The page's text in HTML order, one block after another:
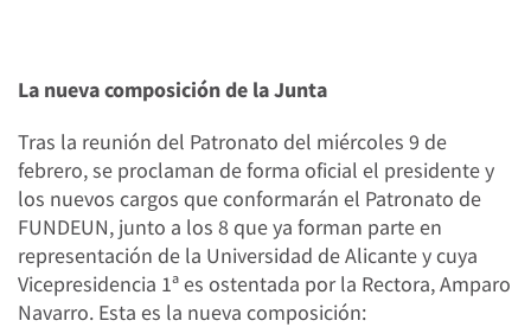
La nueva composición de la Junta
Tras la reunión del Patronato del miércoles 9 de
febrero, se proclaman de forma oficial el presidente y
los nuevos cargos que conformarán el Patronato de
FUNDEUN, junto a los 8 que ya forman parte en
representación de la Universidad de Alicante y cuya
Vicepresidencia 1ª es ostentada por la Rectora, Amparo
Navarro. Esta es la nueva composición: